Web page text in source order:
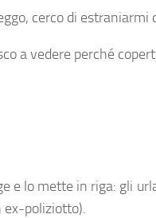
cerco di estraniarmi
a vedere perché
e lo mette in riga: gli
ex-poliziotto).